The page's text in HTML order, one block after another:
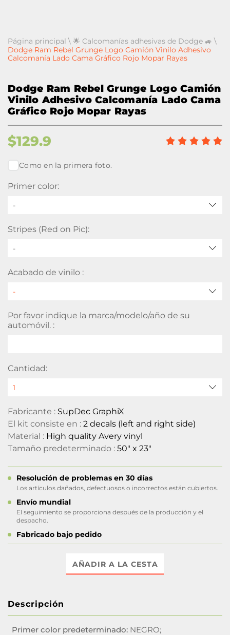
Página principal \ 🌟 Calcomanías adhesivas de Dodge 🚙 \
Dodge Ram Rebel Grunge Logo Camión Vinilo Adhesivo
Calcomanía Lado Cama Gráfico Rojo Mopar Rayas
Dodge Ram Rebel Grunge Logo Camión
Vinilo Adhesivo Calcomanía Lado Cama
Gráfico Rojo Mopar Rayas
$129.9
Como en la primera foto.
Primer color:
-
Stripes (Red on Pic):
-
Acabado de vinilo :
Por favor indique la marca/modelo/año de su
automóvil. :
Cantidad:
Fabricante : SupDec GraphiX
El kit consiste en : 2 decals (left and right side)
Material : High quality Avery vinyl
Tamaño predeterminado : 50" x 23"
Resolución de problemas en 30 días
Los artículos dañados, defectuosos o incorrectos están cubiertos.
Envío mundial
El seguimiento se proporciona después de la producción y el
despacho.
Fabricado bajo pedido
AÑADIR A LA CESTA
Descripción
Primer color predeterminado: NEGRO;